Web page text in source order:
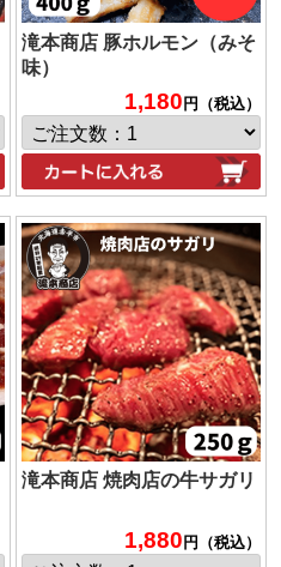
滝本商店 豚ホルモン（みそ
味）
1,180 円（税込）
滝本商店 焼肉店の牛サガリ
1,880 円（税込）